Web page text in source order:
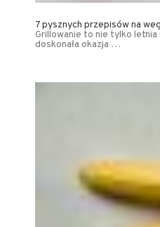
7 pysznych przepisów na
Grillowanie to nie tylko
doskonała okazja …